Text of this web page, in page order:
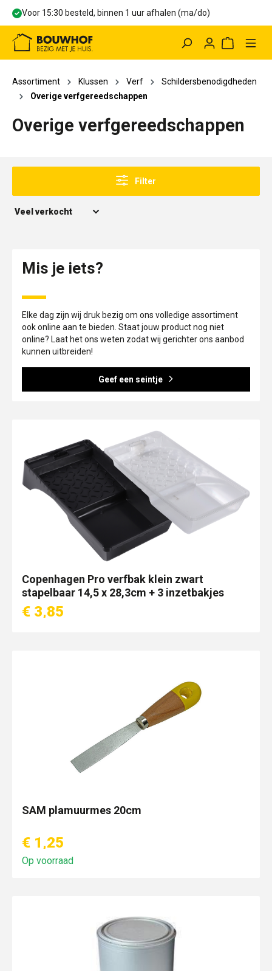
Voor 15:30 besteld, binnen 1 uur afhalen (ma/do)
Assortiment Klussen Verf
Schildersbenodigdheden
Overige verfgereedschappen
Overige verfgereedschappen
Filter
Mis je iets?
Elke dag zijn wij druk bezig om ons volledige assortiment
ook online aan te bieden. Staat jouw product nog niet
online? Laat het ons weten zodat wij gerichter ons aanbod
kunnen uitbreiden!
Geef een seintje
Copenhagen Pro verfbak klein zwart
stapelbaar 14,5 x 28,3cm + 3 inzetbakjes
€ 3,85
SAM plamuurmes 20cm
€ 1,25
Op voorraad